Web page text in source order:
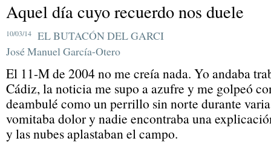
Aquel día cuyo recuerdo nos duele
10/03/14
EL BUTACÓN DEL GARCI
José Manuel García-Otero
El 11-M de 2004 no me creía nada. Yo andaba
Cádiz, la noticia me supo a azufre y me golpeó
deambulé como un perrillo sin norte durante
vomitaba dolor y nadie encontraba una
y las nubes aplastaban el campo.